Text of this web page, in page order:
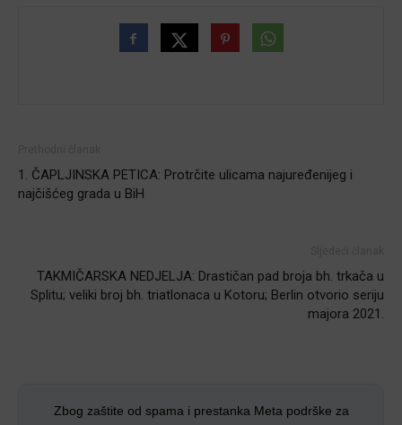
1. ČAPLJINSKA PETICA: Protrčite ulicama najuređenijeg i
najčišćeg grada u BiH
TAKMIČARSKA NEDJELJA: Drastičan pad broja bh. trkača u
Splitu; veliki broj bh. triatlonaca u Kotoru; Berlin otvorio seriju
majora 2021.
Zbog zaštite od spama i prestanka Meta podrške za